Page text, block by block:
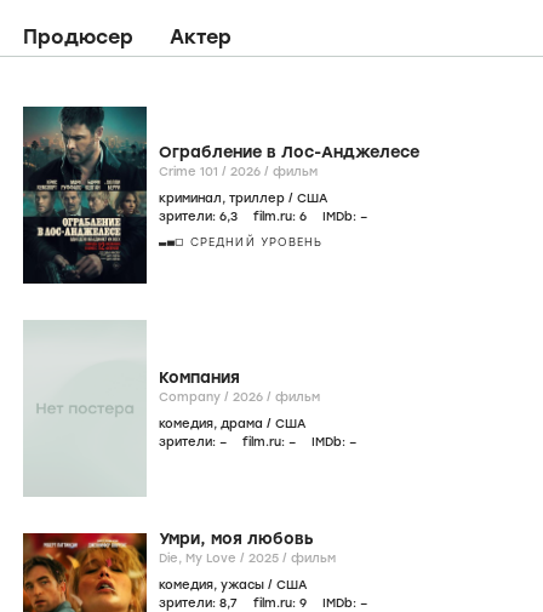
Продюсер Актер
Ограбление в Лос-Анджелесе
Crime 101 / 2026 / фильм
криминал, триллер / США
зрители: 6,3 film.ru: 6 IMDb: –
СРЕДНИЙ УРОВЕНЬ
Компания
Company / 2026 / фильм
комедия, драма / США
зрители: – film.ru: – IMDb: –
Умри, моя любовь
Die, My Love / 2025 / фильм
комедия, ужасы / США
зрители: 8,7 film.ru: 9 IMDb: –